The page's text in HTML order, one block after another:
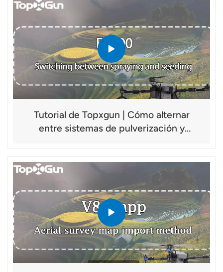
Tutorial de Topxgun | Cómo alternar
entre sistemas de pulverización y